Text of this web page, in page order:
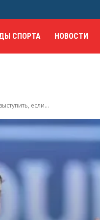
СПОРТА НОВОСТИ
если...